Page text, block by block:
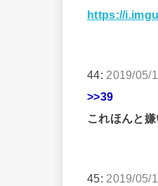
https://
44: 2019/05/
>>39
これほんと嫌
45: 2019/05/